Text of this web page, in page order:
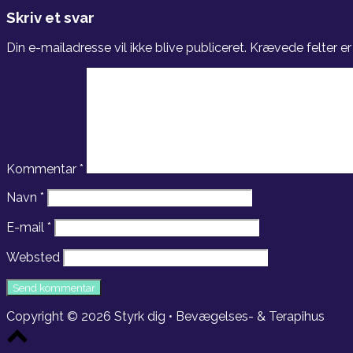
Skriv et svar
Din e-mailadresse vil ikke blive publiceret. Krævede felter
Kommentar *
Navn *
E-mail *
Websted
Copyright © 2026 Styrk dig • Bevægelses- & Terapihus
Scroll
to